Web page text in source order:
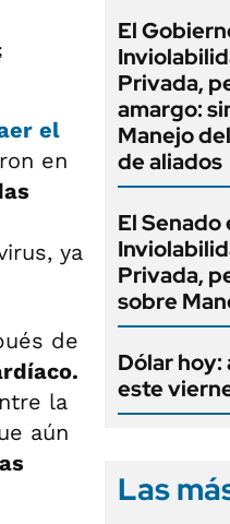
el
en
ya
de
la
aún
El
Privada,
amargo:
Manejo
de aliados
El
Privada,
sobre
Dólar hoy:
este
Las